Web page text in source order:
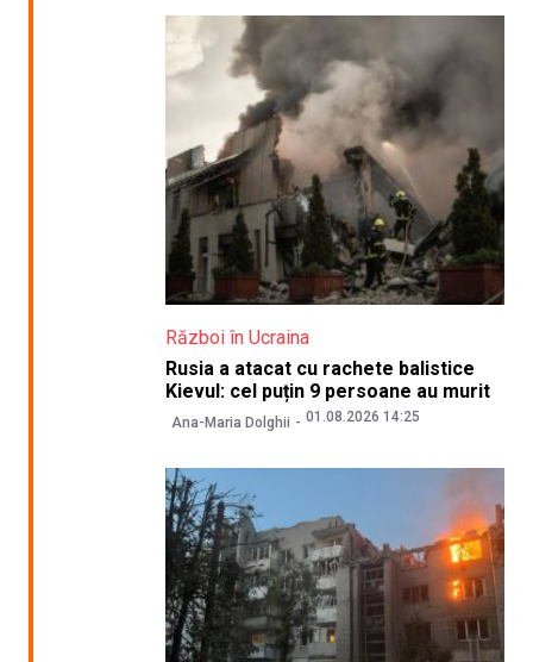
Război în Ucraina
Rusia a atacat cu rachete balistice
Kievul: cel puțin 9 persoane au murit
Ana-Maria Dolghii 01.08.2026 14:25